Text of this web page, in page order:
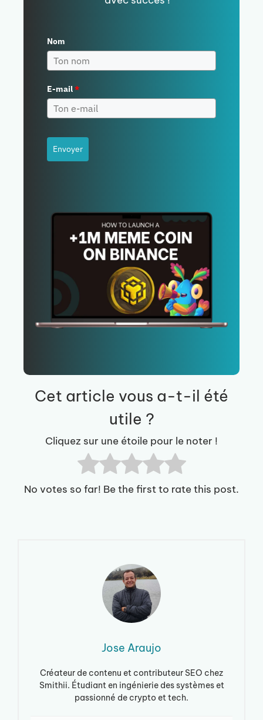
Nom
E-mail*
Envoyer
Cet article vous a-t-il été
utile ?
Cliquez sur une étoile pour le noter !
No votes so far! Be the first to rate this post.
Jose Araujo
Créateur de contenu et contributeur SEO chez
Smithii. Étudiant en ingénierie des systèmes et
passionné de crypto et tech.